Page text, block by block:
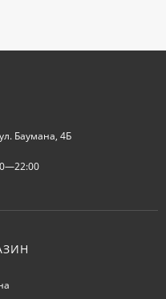
Баумана, 4Б